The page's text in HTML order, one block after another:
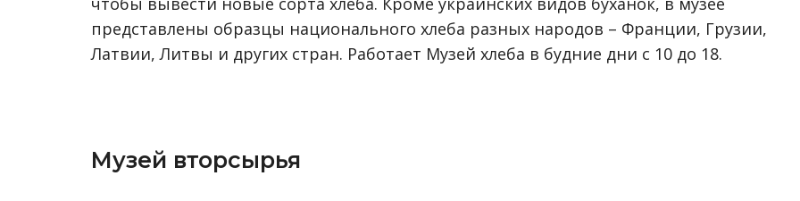
представлены образцы национального хлеба разных народов – Франции, Грузии,
Латвии, Литвы и других стран. Работает Музей хлеба в будние дни с 10 до 18.
Музей вторсырья